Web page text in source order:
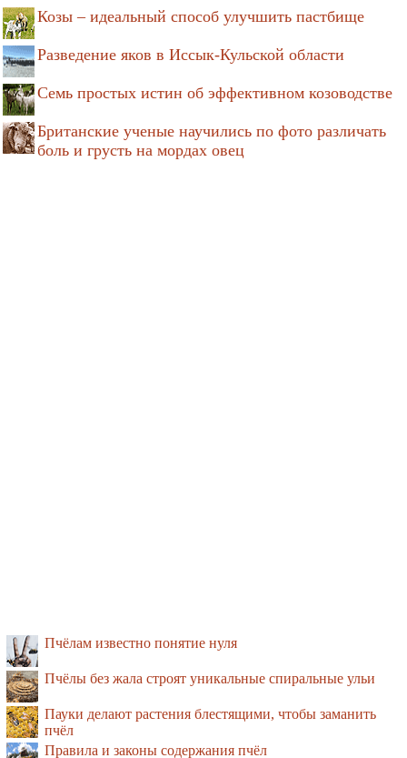
Козы – идеальный способ улучшить пастбище
Разведение яков в Иссык-Кульской области
Семь простых истин об эффективном козоводстве
Британские ученые научились по фото различать
боль и грусть на мордах овец
Пчёлам известно понятие нуля
Пчёлы без жала строят уникальные спиральные ульи
Пауки делают растения блестящими, чтобы заманить
пчёл
Правила и законы содержания пчёл